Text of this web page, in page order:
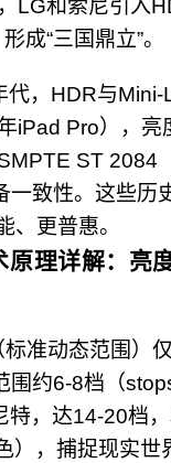
LG和索尼引入
成“三国鼎立”。
代，HDR与Mini-
iPad Pro），
ST 2084
一致性。这些历
、更普惠。
原理详解：亮
准动态范围）
围约6-8档（
特，达14-20档
），捕捉现实世